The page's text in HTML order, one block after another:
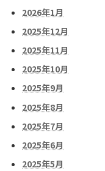
2026年1月
2025年12月
2025年11月
2025年10月
2025年9月
2025年8月
2025年7月
2025年6月
2025年5月